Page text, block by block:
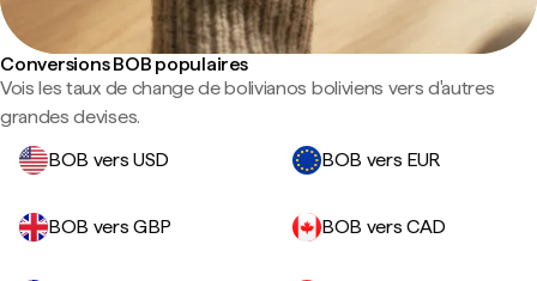
Conversions BOB populaires
Vois les taux de change de bolivianos boliviens vers d'autres
grandes devises.
BOB vers USD
BOB vers EUR
BOB vers GBP BOB vers CAD